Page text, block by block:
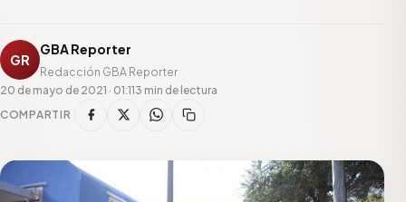
GR
GBA Reporter
Redacción GBA Reporter
20 de mayo de 2021 · 01:113 min de lectura
COMPARTIR